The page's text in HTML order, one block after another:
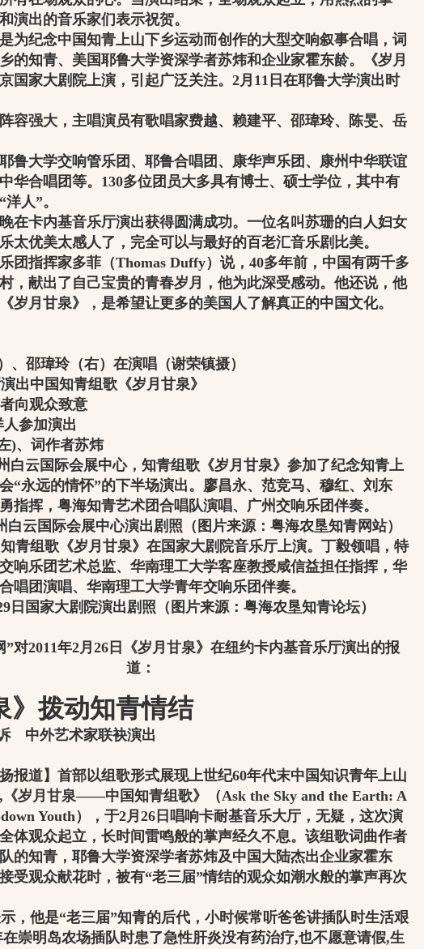
演出的音乐家们表示祝贺。
纪念中国知青上山下乡运动而创作的大型交响叙事合唱，词
的知青、美国耶鲁大学资深学者苏炜和企业家霍东龄。《岁月
国家大剧院上演，引起广泛关注。2月11日在耶鲁大学演出时
强大，主唱演员有歌唱家费越、赖建平、邵瑋玲、陈旻、岳
大学交响管乐团、耶鲁合唱团、康华声乐团、康州中华联谊
华合唱团等。130多位团员大多具有博士、硕士学位，其中有
人”。
卡内基音乐厅演出获得圆满成功。一位名叫苏珊的白人妇女
太优美太感人了，完全可以与最好的百老汇音乐剧比美。
指挥家多菲（Thomas Duffy）说，40多年前，中国有两千多
，献出了自己宝贵的青春岁月，他为此深受感动。他还说，他
岁月甘泉》，是希望让更多的美国人了解真正的中国文化。
、邵瑋玲（右）在演唱（谢荣镇摄）
出中国知青组歌《岁月甘泉》
观众致意
加演出
词作者苏炜
白云国际会展中心，知青组歌《岁月甘泉》参加了纪念知青上
“永远的情怀”的下半场演出。廖昌永、范竞马、穆红、刘东
指挥，粤海知青艺术团合唱队演唱、广州交响乐团伴奏。
云国际会展中心演出剧照（图片来源：粤海农垦知青网站）
青组歌《岁月甘泉》在国家大剧院音乐厅上演。丁毅领唱，特
响乐团艺术总监、华南理工大学客座教授咸信益担任指挥，华
唱团演唱、华南理工大学青年交响乐团伴奏。
日国家大剧院演出剧照（图片来源：粤海农垦知青论坛）
”对2011年2月26日《岁月甘泉》在纽约卡内基音乐厅演出的报
道：
》拨动知青情结
中外艺术家联袂演出
道】首部以组歌形式展现上世纪60年代末中国知识青年上山
《岁月甘泉——中国知青组歌》（Ask the Sky and the Earth: A
Youth），于2月26日唱响卡耐基音乐大厅，无疑，这次演
体观众起立，长时间雷鸣般的掌声经久不息。该组歌词曲作者
的知青，耶鲁大学资深学者苏炜及中国大陆杰出企业家霍东
受观众献花时，被有“老三届”情结的观众如潮水般的掌声再次
，他是“老三届”知青的后代，小时候常听爸爸讲插队时生活艰
崇明岛农场插队时患了急性肝炎没有药治疗,也不愿意请假,生